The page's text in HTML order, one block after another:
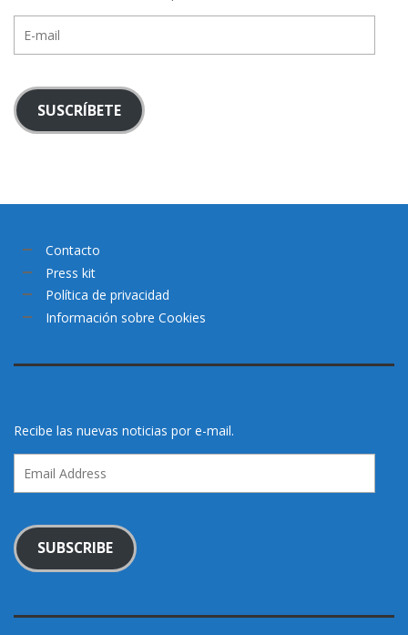
mail
SUSCRÍBETE
Contacto
Press kit
Política de privacidad
Información sobre Cookies
Recibe las nuevas noticias por e-mail.
Address
SUBSCRIBE